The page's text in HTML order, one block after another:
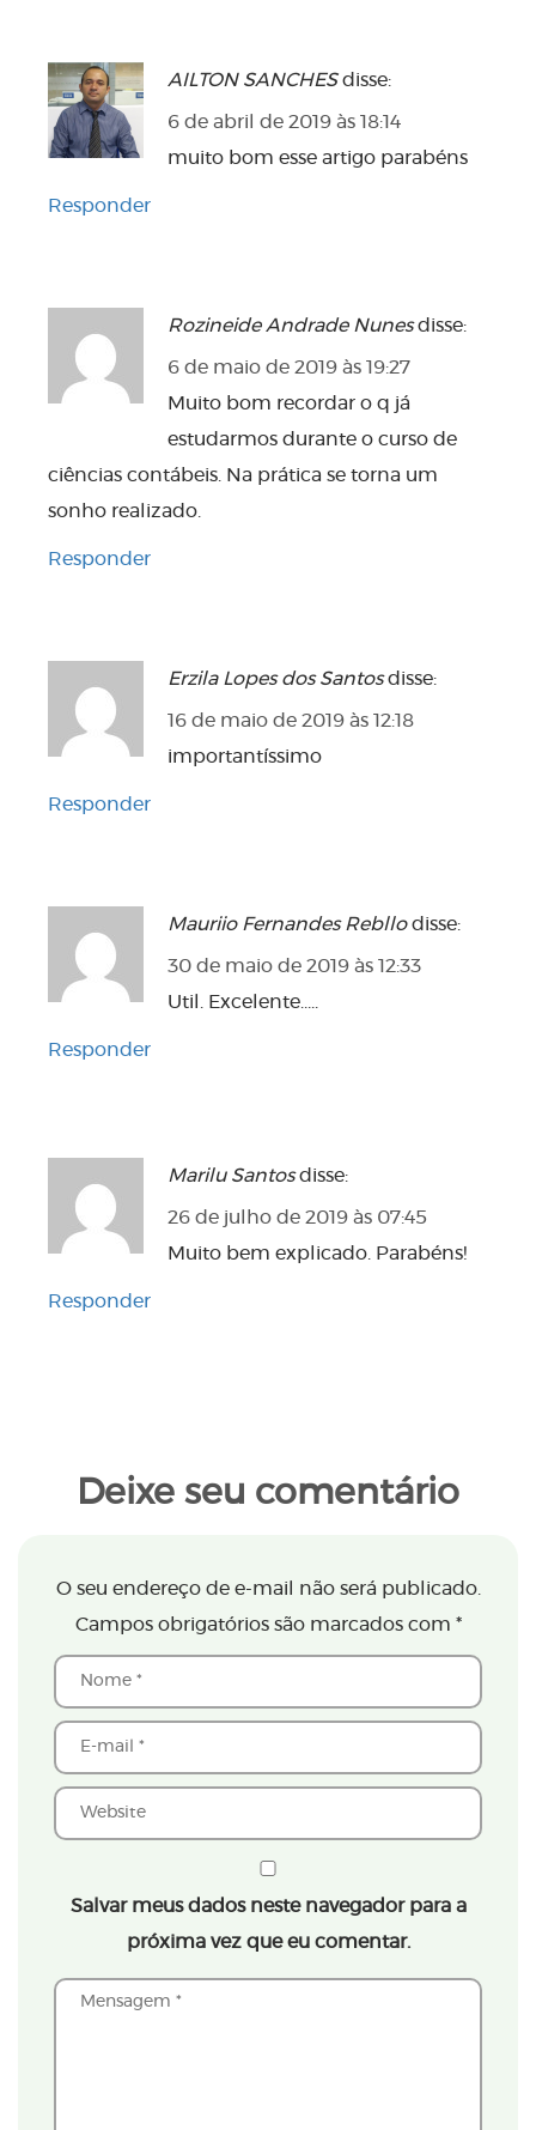
AILTON SANCHES disse:
6 de abril de 2019 às 18:14
muito bom esse artigo parabéns
Responder
Rozineide Andrade Nunes disse:
6 de maio de 2019 às 19:27
Muito bom recordar o q já
estudarmos durante o curso de
ciências contábeis. Na prática se torna um
sonho realizado.
Responder
Erzila Lopes dos Santos disse:
16 de maio de 2019 às 12:18
importantíssimo
Responder
Mauriio Fernandes Rebllo disse:
30 de maio de 2019 às 12:33
Util. Excelente…..
Responder
Marilu Santos disse:
26 de julho de 2019 às 07:45
Muito bem explicado. Parabéns!
Responder
Deixe seu comentário
O seu endereço de e-mail não será publicado.
Campos obrigatórios são marcados com *
Salvar meus dados neste navegador para a
próxima vez que eu comentar.